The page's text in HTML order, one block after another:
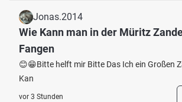
Jonas.2014
Wie Kann man in der Müritz
Fangen
😊😁Bitte helft mir Bitte Das Ich ein Großen
Kan
vor 3 Stunden